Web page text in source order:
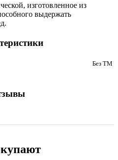
изготовленное из
выдержать
Без ТМ